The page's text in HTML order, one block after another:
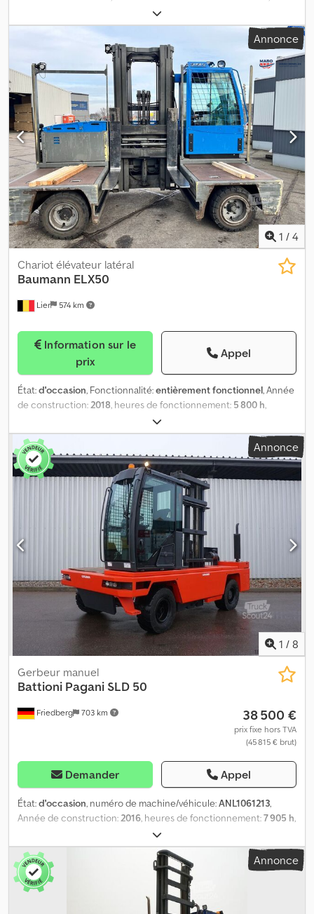
, hauteur de levage:
libre:1 970 mm, type de carburant:électrique, type de mât:triplex,
, Le Baumann ELX50 est un chariot élévateur à mât
latéral à deux sens de 2018, avec 12 900 heures de
fonctionnement. Il est équipé d'une cabine fermée et d'un
système de chauffage. Dsdpfx Aezpwvxshyskr
Annonce
1 / 4
Lier 574 km
Chariot élévateur latéral
Baumann ELX50
prix
Appel
État:d'occasion, Fonctionnalité:entièrement fonctionnel, Année
de construction:2018, heures de fonctionnement: 5 800 h,
, hauteur de levage:
libre:2 170 mm, type de carburant:électrique, type de mât:triplex,
couleur:
, Le Baumann ELX50 est un chariot élévateur à
chargement latéral à deux voies, fabriqué en 2018, avec environ
5 800 heures de fonctionnement. Il est équipé d’une cabine
fermée et d’un système de chauffage. Dsdpfx Ahszpwp Ejyokr
Annonce
1 / 8
Friedberg 703 km
Gerbeur manuel
Battioni Pagani SLD 50
38 500 €
prix fixe hors TVA
(45 815 € brut)
Demander Appel
État:d'occasion, numéro de machine/véhicule:ANL1061213,
Année de construction:2016, heures de fonctionnement:7 905 h,
, hauteur de levage:
libre:530 mm, centre de gravité de la charge:700 mm, type de
mât:Simplex , largeur du tablier de fourche:
, longueur
des fourches:
, taille du pneu avant:
pneu arrière:
, poids à vide: 8 260 kg
4 650 mm , largeur totale:
Annonce